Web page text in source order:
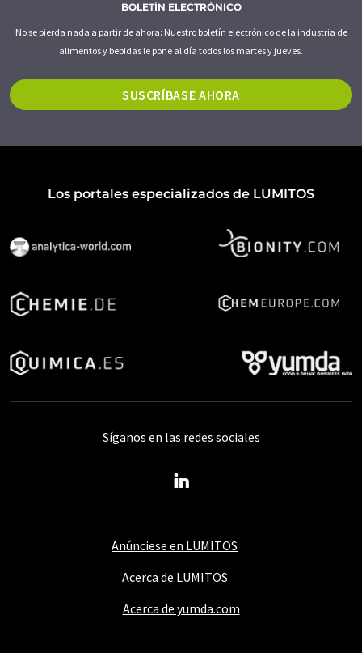
BOLETÍN ELECTRÓNICO
No se pierda nada a partir de ahora: Nuestro boletín electrónico de la industria de
alimentos y bebidas le pone al día todos los martes y jueves.
SUSCRÍBASE AHORA
Los portales especializados de LUMITOS
Anúnciese en LUMITOS
Acerca de LUMITOS
Acerca de yumda.com
Síganos en las redes sociales